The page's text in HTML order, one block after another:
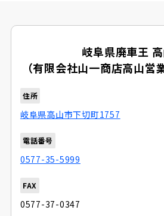
岐阜県廃車王
（有限会社山一商店高山営
住所
岐阜県高山市下切町1757
電話番号
0577-35-5999
FAX
0577-37-0347